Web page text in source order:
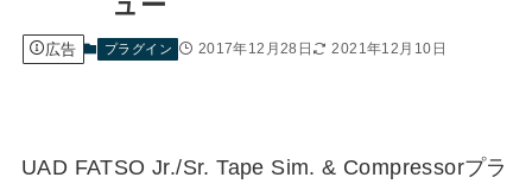
広告 プラグイン 2017年12月28日 2021年12月10日
UAD FATSO Jr./Sr. Tape Sim. & Compressorプラ